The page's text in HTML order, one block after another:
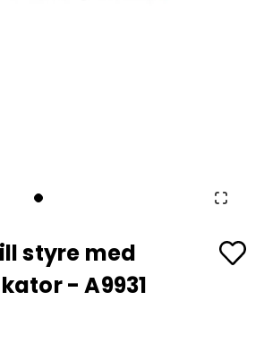
styre med
- A9931